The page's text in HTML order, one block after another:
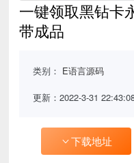
一键领取黑钻卡
带成品
类别： E语言源码
更新：2022-3-31
下载地址